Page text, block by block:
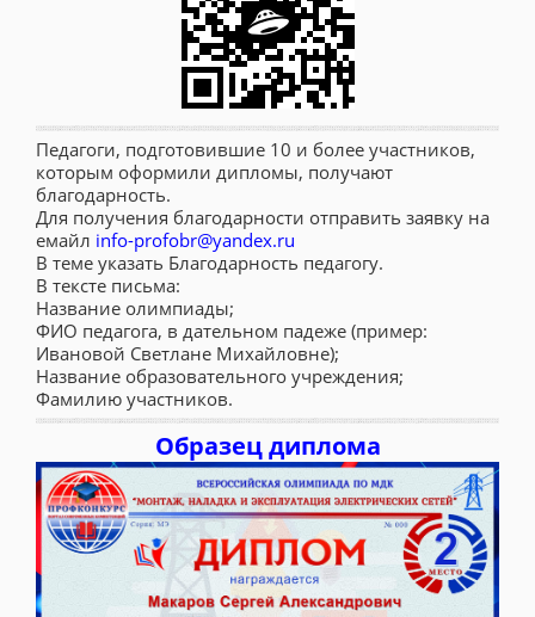
Педагоги, подготовившие 10 и более участников,
которым оформили дипломы, получают
благодарность.
Для получения благодарности отправить заявку на
емайл info-profobr@yandex.ru
В теме указать Благодарность педагогу.
В тексте письма:
Название олимпиады;
ФИО педагога, в дательном падеже (пример:
Ивановой Светлане Михайловне);
Название образовательного учреждения;
Фамилию участников.
Образец диплома